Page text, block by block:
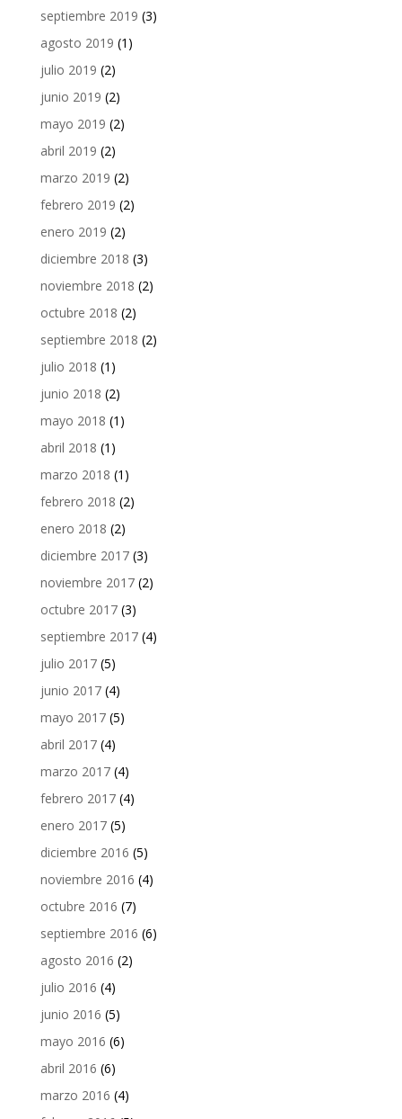
septiembre 2019 (3)
agosto 2019 (1)
julio 2019 (2)
junio 2019 (2)
mayo 2019 (2)
abril 2019 (2)
marzo 2019 (2)
febrero 2019 (2)
enero 2019 (2)
diciembre 2018 (3)
noviembre 2018 (2)
octubre 2018 (2)
septiembre 2018 (2)
julio 2018 (1)
junio 2018 (2)
mayo 2018 (1)
abril 2018 (1)
marzo 2018 (1)
febrero 2018 (2)
enero 2018 (2)
diciembre 2017(3)
noviembre 2017(2)
octubre 2017(3)
septiembre 2017(4)
julio 2017(5)
junio 2017(4)
mayo 2017(5)
abril 2017(4)
marzo 2017(4)
febrero 2017(4)
enero 2017(5)
diciembre 2016 (5)
noviembre 2016 (4)
octubre 2016 (7)
septiembre 2016 (6)
agosto 2016 (2)
julio 2016 (4)
junio 2016 (5)
mayo 2016 (6)
abril 2016 (6)
marzo 2016 (4)